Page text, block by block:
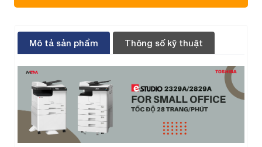
Mô tả sản phẩm Thông số kỹ thuật